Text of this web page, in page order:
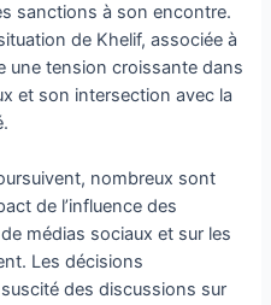
sanctions à son encontre.
de Khelif, associée à
une tension croissante dans
et son intersection avec la
nombreux sont
de l’influence des
médias sociaux et sur les
Les décisions
des discussions sur